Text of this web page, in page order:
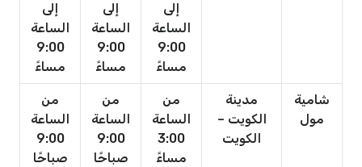
إلى
الساعة
9:00
مساءً
إلى
الساعة
9:00
مساءً
إلى
الساعة
9:00
مساءً
شامية
مول
مدينة
الكويت –
الكويت
من
الساعة
3:00
مساءً
من
الساعة
9:00
صباحًا
من
الساعة
9:00
صباحًا